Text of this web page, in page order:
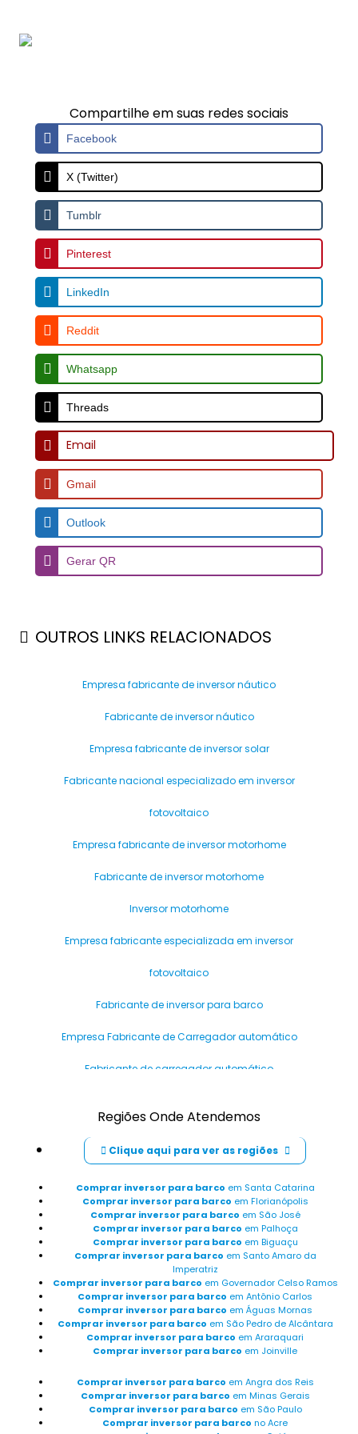
Compartilhe em suas redes sociais
Facebook
X (Twitter)
Tumblr
Pinterest
LinkedIn
Reddit
Whatsapp
Threads
Email
Gmail
Outlook
Gerar QR
OUTROS LINKS RELACIONADOS
Empresa fabricante de inversor náutico
Fabricante de inversor náutico
Empresa fabricante de inversor solar
Fabricante nacional especializado em inversor
fotovoltaico
Empresa fabricante de inversor motorhome
Fabricante de inversor motorhome
Inversor motorhome
Empresa fabricante especializada em inversor
fotovoltaico
Fabricante de inversor para barco
Empresa Fabricante de Carregador automático
Fabricante de carregador automático
Empresa fabricante de nobreak com suporte técnico
Empresa Gerador de energia em geral sp
Empresa Fabricante de Inversor 48v 220v
Fabricante de inversor de tensão 48v para 220v
Fabricante Conversor de energia 12V para 220V SP
Conversor de energia 12v para 220v preço SP
Gerador 5kva de qualidade Oferta
comprar Geradores 5kva preço Oferta
Venda de geradores 5kva Oferta
Regiões Onde Atendemos
Clique aqui para ver as regiões
Comprar inversor para barco em Santa Catarina
Comprar inversor para barco em Florianópolis
Comprar inversor para barco em São José
Comprar inversor para barco em Palhoça
Comprar inversor para barco em Biguaçu
Comprar inversor para barco em Santo Amaro da
Imperatriz
Comprar inversor para barco em Governador Celso Ramos
Comprar inversor para barco em Antônio Carlos
Comprar inversor para barco em Águas Mornas
Comprar inversor para barco em São Pedro de Alcântara
Comprar inversor para barco em Araraquari
Comprar inversor para barco em Joinville
Comprar inversor para barco em Angra dos Reis
Comprar inversor para barco em Minas Gerais
Comprar inversor para barco em São Paulo
Comprar inversor para barco no Acre